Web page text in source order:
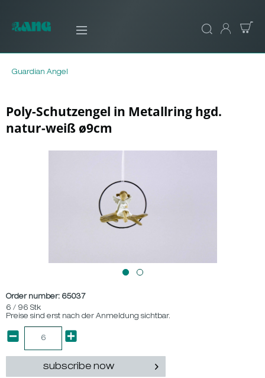
Guardian Angel
Poly-Schutzengel in Metallring hgd.
natur-weiß ø9cm
Order number: 65037
6 / 96 Stk
Preise sind erst nach der Anmeldung sichtbar.
subscribe now